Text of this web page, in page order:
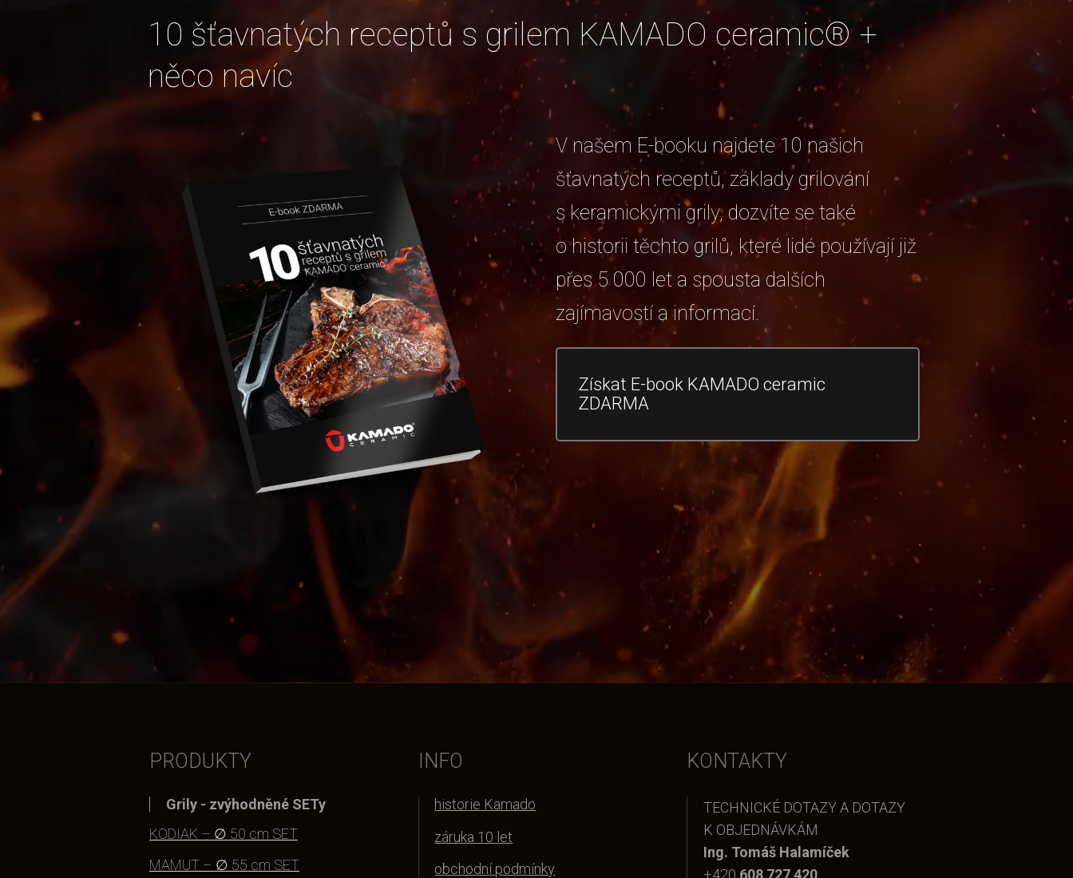
10 šťavnatých receptů s grilem KAMADO ceramic® +
něco navíc
V našem E-booku najdete 10 našich
šťavnatých receptů, základy grilování
s keramickými grily, dozvíte se také
o historii těchto grilů, které lidé používají již
přes 5 000 let a spousta dalších
zajímavostí a informací.
Získat E-book KAMADO ceramic
ZDARMA
PRODUKTY
Grily - zvýhodněné SETy
KODIAK – ∅ 50 cm SET
MAMUT – ∅ 55 cm SET
INFO
historie Kamado
záruka 10 let
obchodní podmínky
KONTAKTY
TECHNICKÉ DOTAZY A DOTAZY
K OBJEDNÁVKÁM
Ing. Tomáš Halamíček
+420 608 727 420